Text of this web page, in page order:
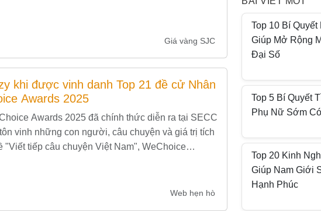
Giá vàng SJC
khi được vinh danh Top 21 đề cử Nhân
Awards 2025
Awards 2025 đã chính thức diễn ra tại SECC
vinh những con người, câu chuyện và giá trị tích
tiếp câu chuyện Việt Nam", WeChoice
Web hẹn hò
Top 10 Bí Quyết
Giúp Mở Rộng
Đại Số
Top 5 Bí Quyết
Phụ Nữ Sớm
Top 20 Kinh
Giúp Nam Giới
Hạnh Phúc